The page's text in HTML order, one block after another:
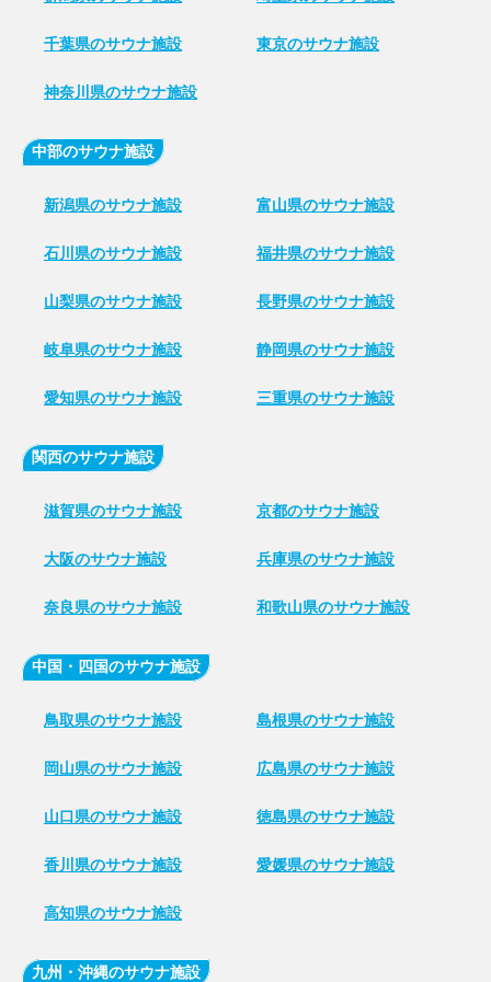
千葉県のサウナ施設 東京のサウナ施設
神奈川県のサウナ施設
中部のサウナ施設
新潟県のサウナ施設 富山県のサウナ施設
石川県のサウナ施設 福井県のサウナ施設
山梨県のサウナ施設 長野県のサウナ施設
岐阜県のサウナ施設 静岡県のサウナ施設
愛知県のサウナ施設 三重県のサウナ施設
関西のサウナ施設
滋賀県のサウナ施設 京都のサウナ施設
大阪のサウナ施設 兵庫県のサウナ施設
奈良県のサウナ施設 和歌山県のサウナ施設
中国・四国のサウナ施設
鳥取県のサウナ施設 島根県のサウナ施設
岡山県のサウナ施設 広島県のサウナ施設
山口県のサウナ施設 徳島県のサウナ施設
香川県のサウナ施設 愛媛県のサウナ施設
高知県のサウナ施設
九州・沖縄のサウナ施設